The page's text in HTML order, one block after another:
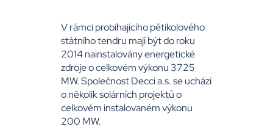
V rámci probíhajícího pětikolového
státního tendru mají být do roku
2014 nainstalovány energetické
zdroje o celkovém výkonu 3725
MW. Společnost Decci a.s. se uchází
o několik solárních projektů o
celkovém instalovaném výkonu
200 MW.